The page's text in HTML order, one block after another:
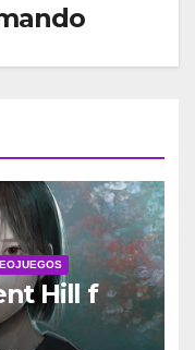
Hill f